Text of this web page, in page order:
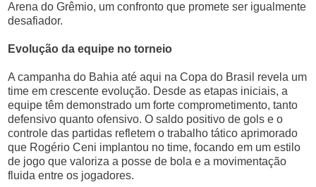
Arena do Grêmio, um confronto que promete ser igualmente
desafiador.
Evolução da equipe no torneio
A campanha do Bahia até aqui na Copa do Brasil revela um
time em crescente evolução. Desde as etapas iniciais, a
equipe têm demonstrado um forte comprometimento, tanto
defensivo quanto ofensivo. O saldo positivo de gols e o
controle das partidas refletem o trabalho tático aprimorado
que Rogério Ceni implantou no time, focando em um estilo
de jogo que valoriza a posse de bola e a movimentação
fluida entre os jogadores.